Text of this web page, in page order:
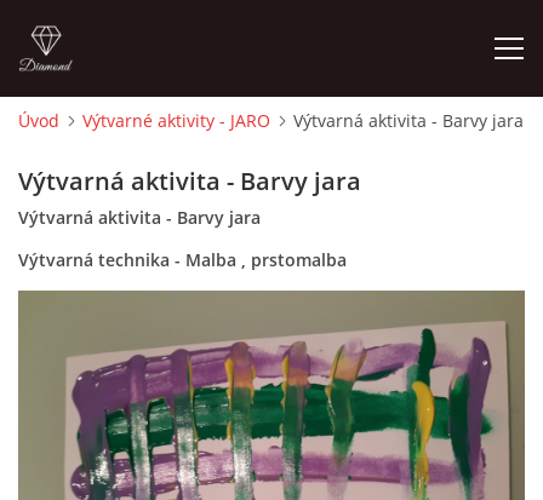
O MĚ
FOTOALBUM
DĚJINY VÝTVARNÉHO UMĚNÍ
NOVINKY ZE ŠKOLSTVÍ 2025
Úvod Výtvarné aktivity - JARO Výtvarná aktivita - Barvy jara
Výtvarná aktivita - Barvy jara
Výtvarná aktivita - Barvy jara
Výtvarná technika - Malba , prstomalba